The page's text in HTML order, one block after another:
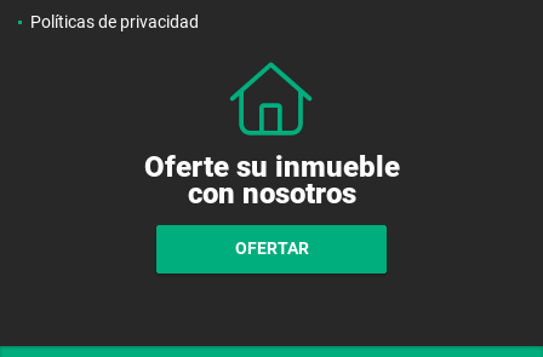
Políticas de privacidad
Oferte su inmueble
con nosotros
OFERTAR